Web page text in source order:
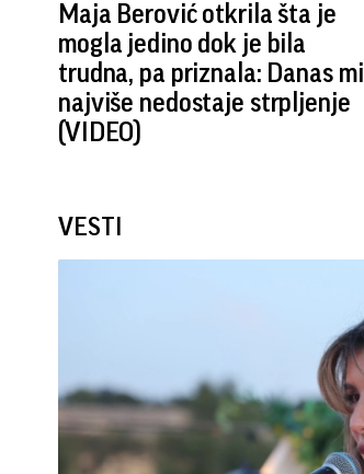
Maja Berović otkrila šta je
mogla jedino dok je bila
trudna, pa priznala: Danas mi
najviše nedostaje strpljenje
(VIDEO)
VESTI